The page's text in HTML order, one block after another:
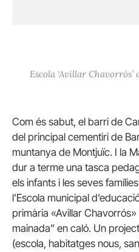
Escola ‘Avillar
Com és sabut, el barri de
del principal cementiri de
muntanya de Montjuïc. I la
dur a terme una tasca
els infants i les seves
l’Escola municipal
primària «Avillar
mainada” en caló. Un
(escola, habitatges nous,